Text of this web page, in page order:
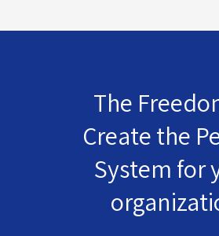
The
Create the
System for